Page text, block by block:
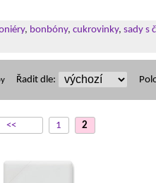
, bonbóny, cukrovinky, sady s
Řadit dle:
<< 1 2